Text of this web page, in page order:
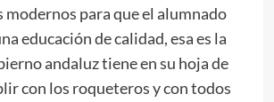
para que el alumnado
educación de calidad, esa es la
andaluz tiene en su hoja de
con los roqueteros y con todos